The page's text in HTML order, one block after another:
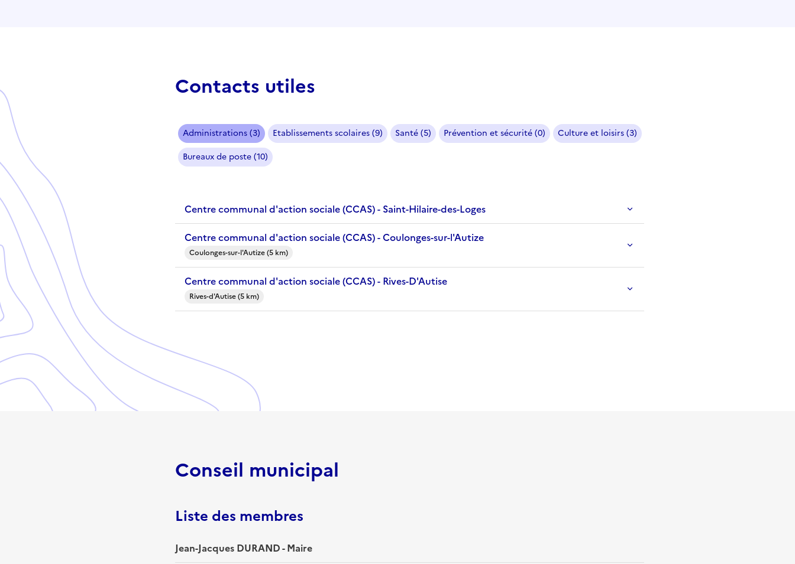
Contacts utiles
Administrations (3) Etablissements scolaires (9) Santé (5) Prévention et sécurité (0)
Culture et loisirs (3)
Bureaux de poste (10)
Centre communal d'action sociale (CCAS) - Saint-Hilaire-des-Loges
Centre communal d'action sociale (CCAS) - Coulonges-sur-l'Autize
Coulonges-sur-l'Autize (5 km)
Centre communal d'action sociale (CCAS) - Rives-D'Autise
Rives-d'Autise (5 km)
Conseil municipal
Liste des membres
Jean-Jacques DURAND - Maire